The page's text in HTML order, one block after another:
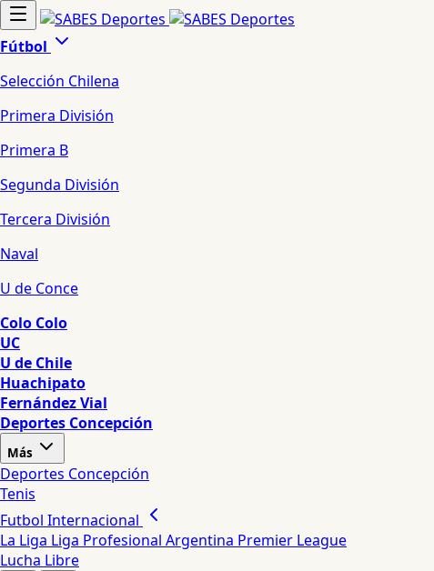
Fútbol
Selección Chilena
Primera División
Primera B
Segunda División
Tercera División
Naval
U de Conce
Colo Colo
UC
U de Chile
Huachipato
Fernández Vial
Deportes Concepción
Más
Deportes Concepción
Tenis
Futbol Internacional
La Liga Liga Profesional Argentina Premier League
Lucha Libre